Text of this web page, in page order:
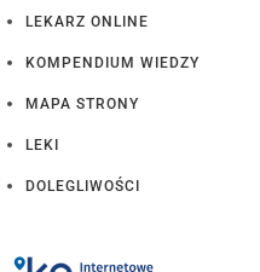
LEKARZ ONLINE
KOMPENDIUM WIEDZY
MAPA STRONY
LEKI
DOLEGLIWOŚCI